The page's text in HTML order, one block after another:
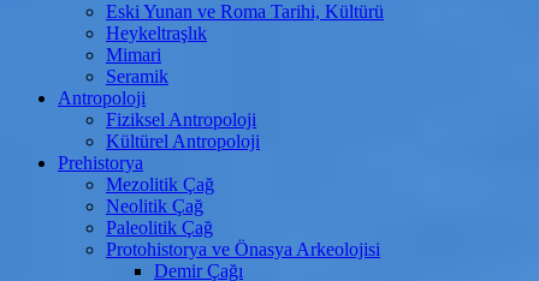
Eski Yunan ve Roma Tarihi, Kültürü
Heykeltraşlık
Mimari
Seramik
Antropoloji
Fiziksel Antropoloji
Kültürel Antropoloji
Prehistorya
Mezolitik Çağ
Neolitik Çağ
Paleolitik Çağ
Protohistorya ve Önasya Arkeolojisi
Demir Çağı